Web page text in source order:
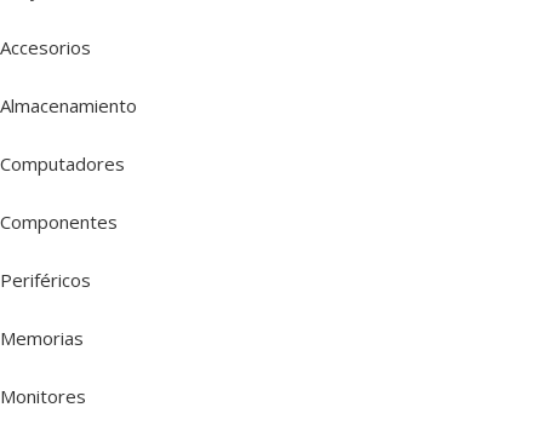
Accesorios
Almacenamiento
Computadores
Componentes
Periféricos
Memorias
Monitores